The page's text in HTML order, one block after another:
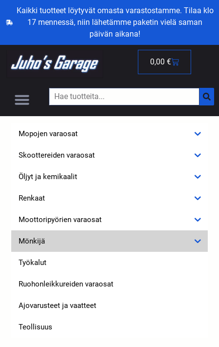
Kaikki tuotteet löytyvät omasta varastostamme. Tilaa klo
17 mennessä, niin lähetämme paketin vielä saman
päivän aikana!
0,00 €
Mopojen varaosat
Skoottereiden varaosat
Öljyt ja kemikaalit
Renkaat
Moottoripyörien varaosat
Mönkijä
Työkalut
Ruohonleikkureiden varaosat
Ajovarusteet ja vaatteet
Teollisuus